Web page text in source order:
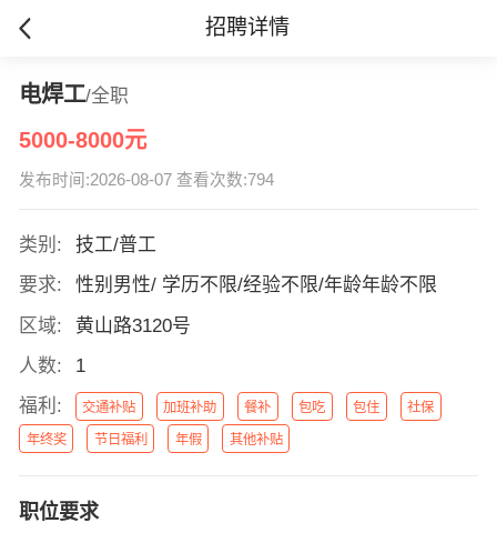
招聘详情
电焊工/全职
5000-8000元
发布时间:2026-08-07 查看次数:794
类别:
技工/普工
要求:
性别男性/ 学历不限/经验不限/年龄年龄不限
区域:
黄山路3120号
人数:
1
福利:
交通补贴 加班补助 餐补 包吃 包住 社保
年终奖 节日福利 年假 其他补贴
职位要求